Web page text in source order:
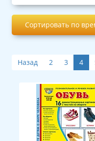
Сортировать по
Назад 2 3 4